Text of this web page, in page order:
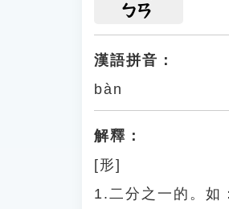
ㄅㄢ
漢語拼音：
bàn
解釋：
[形]
1.二分之一的。如